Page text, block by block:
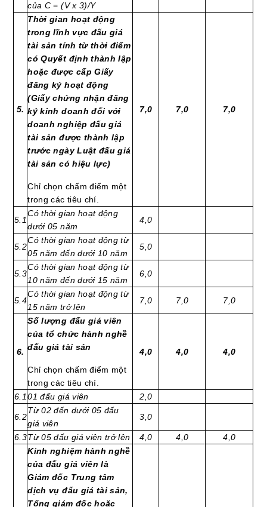
của C = (V x 3)/Y
5.
Thời gian hoạt động
trong lĩnh vực đấu giá
tài sản tính từ thời điểm
có Quyết định thành lập
hoặc được cấp Giấy
đăng ký hoạt động
(Giấy chứng nhận đăng
ký kinh doanh đối với
doanh nghiệp đấu giá
tài sản được thành lập
trước ngày Luật đấu giá
tài sản có hiệu lực)
Chỉ chọn chấm điểm một
trong các tiêu chí.
7,0 7,0 7,0
5.1
Có thời gian hoạt động
dưới 05 năm
4,0
5.2
Có thời gian hoạt động từ
05 năm đến dưới 10 năm
5,0
5.3
Có thời gian hoạt động từ
10 năm đến dưới 15 năm
6,0
5.4
Có thời gian hoạt động từ
15 năm trở lên
7,0 7,0 7,0
6.
Số lượng đấu giá viên
của tổ chức hành nghề
đấu giá tài sản
Chỉ chọn chấm điểm một
trong các tiêu chí.
4,0 4,0 4,0
6.1 01 đấu giá viên 2,0
6.2
Từ 02 đến dưới 05 đấu
giá viên
3,0
6.3Từ 05 đấu giá viên trở lên 4,0 4,0
4,0
Kinh nghiệm hành nghề
của đấu giá viên là
Giám đốc Trung tâm
dịch vụ đấu giá tài sản,
Tổng giám đốc hoặc